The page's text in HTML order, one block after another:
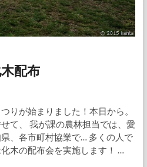
配布
りが始まりました！本日から。
て、 我が課の農林担当では、愛
、各市町村協業で… 多くの人で
木の配布会を実施します！ …